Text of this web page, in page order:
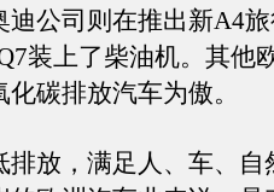
迪公司则在推出新A4
装上了柴油机。其他
碳排放汽车为傲。
放，满足人、车、自